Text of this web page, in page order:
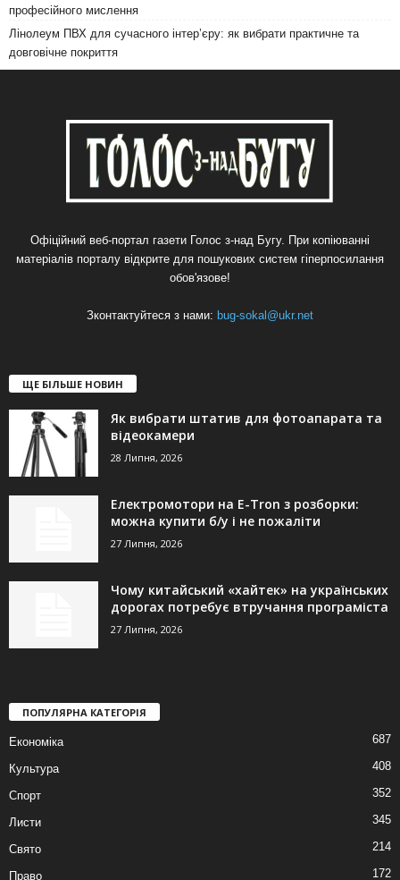
професійного мислення
Лінолеум ПВХ для сучасного інтер’єру: як вибрати практичне та
довговічне покриття
Офіційний веб-портал газети Голос з-над Бугу. При копіюванні
матеріалів порталу відкрите для пошукових систем гіперпосилання
обов'язове!
Зконтактуйтеся з нами: bug-sokal@ukr.net
ЩЕ БІЛЬШЕ НОВИН
Як вибрати штатив для фотоапарата та
відеокамери
28 Липня, 2026
Електромотори на E-Tron з розборки:
можна купити б/у і не пожаліти
27 Липня, 2026
Чому китайський «хайтек» на українських
дорогах потребує втручання програміста
27 Липня, 2026
ПОПУЛЯРНА КАТЕГОРІЯ
Економіка 687
Культура 408
Спорт 352
Листи 345
Свято 214
Право 172